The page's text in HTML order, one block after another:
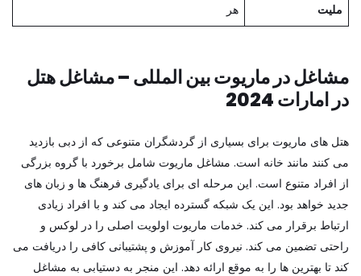
ملیت هر
مشاغل در ماریوت بین المللی – مشاغل هتل
در امارات 2024
هتل های ماریوت برای بسیاری از گردشگران متنوعی که از دبی بازدید
می کنند مانند خانه است. مشاغل ماریوت شامل برخورد با گروه بزرگی
از افراد متنوع است. این مرحله ای برای یادگیری فرهنگ ها و زبان های
جدید خواهد بود. این یک شبکه گسترده ایجاد می کند و با افراد زیادی
ارتباط برقرار می کند. خدمات ماریوت اولویت اصلی را در لوکس و
راحتی تضمین می کند. نیروی کار آموزش و پشتیبانی کافی را دریافت می
کند تا بهترین ها را به موقع ارائه دهد. این منجر به دستیابی به مشاغل